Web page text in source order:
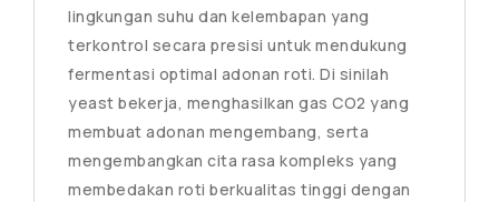
lingkungan suhu dan kelembapan yang
terkontrol secara presisi untuk mendukung
fermentasi optimal adonan roti. Di sinilah
yeast bekerja, menghasilkan gas CO2 yang
membuat adonan mengembang, serta
mengembangkan cita rasa kompleks yang
membedakan roti berkualitas tinggi dengan